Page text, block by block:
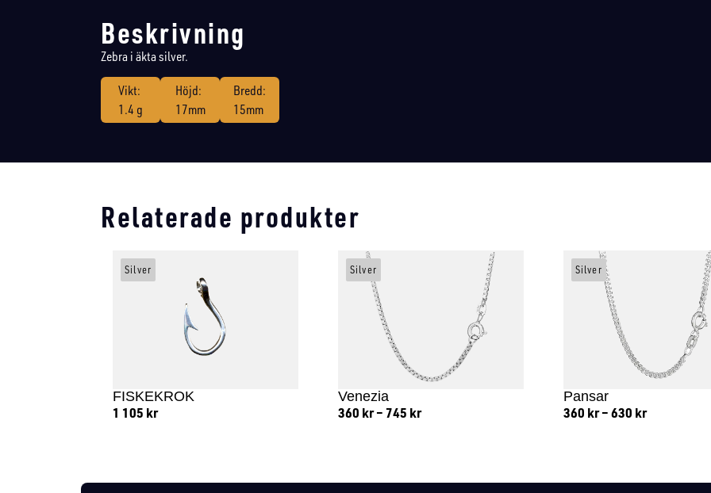
Beskrivning
Zebra i äkta silver.
Vikt:
1.4 g
Höjd:
17mm
Bredd:
15mm
Relaterade produkter
FISKEKROK
1 105 kr
Silver
Venezia
360 kr –745 kr
Silver
Pansar
360 kr –630 kr
Silver